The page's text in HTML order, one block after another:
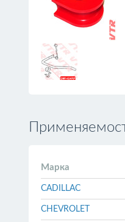
Марка
CADILLAC
CHEVROLET